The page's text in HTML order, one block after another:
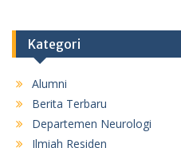
Kategori
Alumni
Berita Terbaru
Departemen Neurologi
Ilmiah Residen